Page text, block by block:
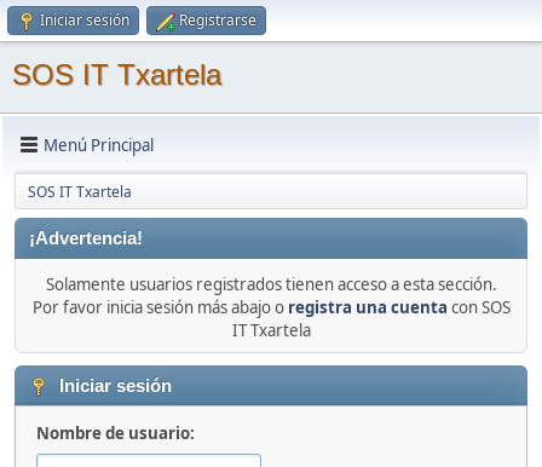
Iniciar sesión Registrarse
SOS IT Txartela
Menú Principal
SOS IT Txartela
¡Advertencia!
Solamente usuarios registrados tienen acceso a esta sección.
Por favor inicia sesión más abajo o registra una cuenta con SOS
IT Txartela
Iniciar sesión
Nombre de usuario: